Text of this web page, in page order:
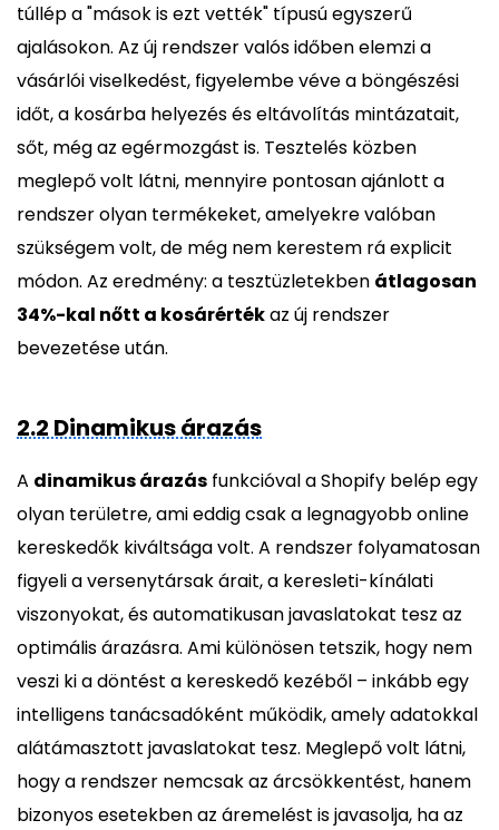
túllép a "mások is ezt vették" típusú egyszerű
ajalásokon. Az új rendszer valós időben elemzi a
vásárlói viselkedést, figyelembe véve a böngészési
időt, a kosárba helyezés és eltávolítás mintázatait,
sőt, még az egérmozgást is. Tesztelés közben
meglepő volt látni, mennyire pontosan ajánlott a
rendszer olyan termékeket, amelyekre valóban
szükségem volt, de még nem kerestem rá explicit
módon. Az eredmény: a tesztüzletekben átlagosan
34%-kal nőtt a kosárértékaz új rendszer
bevezetése után.
2.2 Dinamikus árazás
A dinamikus árazás funkcióval a Shopify belép egy
olyan területre, ami eddig csak a legnagyobb online
kereskedők kiváltsága volt. A rendszer folyamatosan
figyeli a versenytársak árait, a keresleti-kínálati
viszonyokat, és automatikusan javaslatokat tesz az
optimális árazásra. Ami különösen tetszik, hogy nem
veszi ki a döntést a kereskedő kezéből – inkább egy
intelligens tanácsadóként működik, amely adatokkal
alátámasztott javaslatokat tesz. Meglepő volt látni,
hogy a rendszer nemcsak az árcsökkentést, hanem
bizonyos esetekben az áremelést is javasolja, ha az